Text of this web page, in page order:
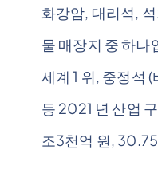
화강암, 대리석,
물 매장지 중 하
세계 1 위, 중정석
등 2021 년 산업
조3천억 원,